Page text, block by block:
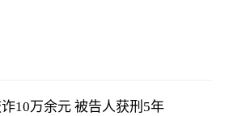
10万余元 被告人获刑5年